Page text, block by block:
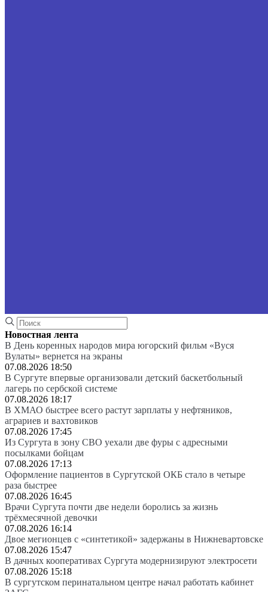
Новостная лента
В День коренных народов мира югорский фильм «Вуся
Вулаты» вернется на экраны
07.08.2026 18:50
В Сургуте впервые организовали детский баскетбольный
лагерь по сербской системе
07.08.2026 18:17
В ХМАО быстрее всего растут зарплаты у нефтяников,
аграриев и вахтовиков
07.08.2026 17:45
Из Сургута в зону СВО уехали две фуры с адресными
посылками бойцам
07.08.2026 17:13
Оформление пациентов в Сургутской ОКБ стало в четыре
раза быстрее
07.08.2026 16:45
Врачи Сургута почти две недели боролись за жизнь
трёхмесячной девочки
07.08.2026 16:14
Двое мегионцев с «синтетикой» задержаны в Нижневартовске
07.08.2026 15:47
В дачных кооперативах Сургута модернизируют электросети
07.08.2026 15:18
В сургутском перинатальном центре начал работать кабинет